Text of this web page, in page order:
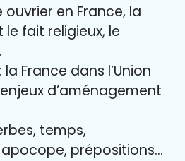
ouvrier en France, la
le fait religieux, le
: la France dans l’Union
d’aménagement
temps,
prépositions…